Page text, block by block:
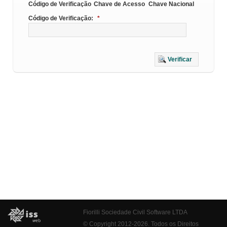
Código de Verificação Chave de Acesso Chave Nacional
Código de Verificação:
*
Verificar
Fiorilli Sociedade Civil Software LTDA
© Copyright 2012-2026. Todos os Direitos